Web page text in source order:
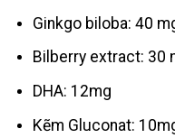
Ginkgo biloba: 40
Bilberry extract: 30
DHA: 12mg
Kẽm Gluconat: